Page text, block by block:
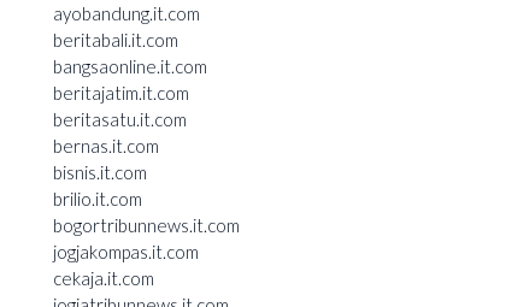
ayobandung.it.com
beritabali.it.com
bangsaonline.it.com
beritajatim.it.com
beritasatu.it.com
bernas.it.com
bisnis.it.com
brilio.it.com
bogortribunnews.it.com
jogjakompas.it.com
cekaja.it.com